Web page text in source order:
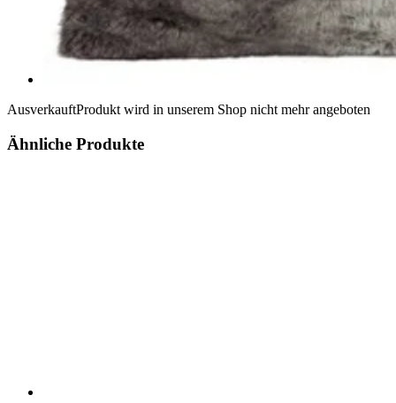
AusverkauftProdukt wird in unserem Shop nicht mehr angeboten
Ähnliche Produkte